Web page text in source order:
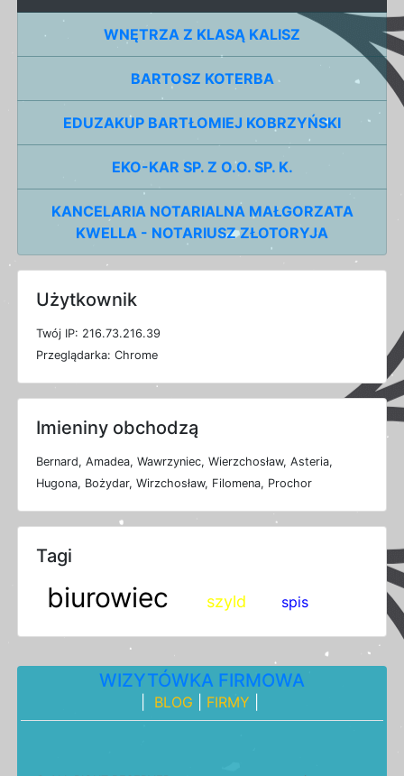
WNĘTRZA Z KLASĄ KALISZ
BARTOSZ KOTERBA
EDUZAKUP BARTŁOMIEJ KOBRZYŃSKI
EKO-KAR SP. Z O.O. SP. K.
KANCELARIA NOTARIALNA MAŁGORZATA
KWELLA - NOTARIUSZ ZŁOTORYJA
Użytkownik
Twój IP: 216.73.216.39
Przeglądarka: Chrome
Imieniny obchodzą
Bernard, Amadea, Wawrzyniec, Wierzchosław, Asteria,
Hugona, Bożydar, Wirzchosław, Filomena, Prochor
Tagi
biurowiec szyld spis
WIZYTÓWKA FIRMOWA
BLOG FIRMY